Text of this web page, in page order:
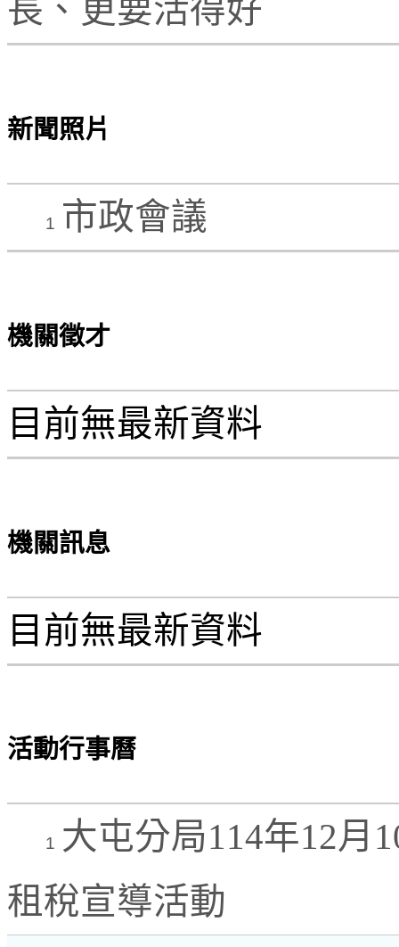
長、更要活得好
新聞照片
1 市政會議
機關徵才
目前無最新資料
機關訊息
目前無最新資料
活動行事曆
1 大屯分局114年12月
租稅宣導活動